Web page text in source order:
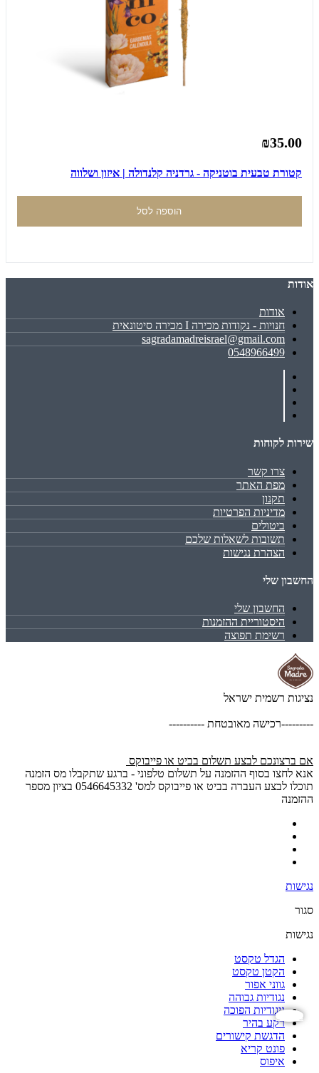
₪35.00
קטורת טבעית בוטניקה - גרדניה קלנדולה | איזון ושלווה
הוספה לסל
אודות
אודות
חנויות - נקודות מכירה I מכירה סיטונאית
sagradamadreisrael@gmail.com
0548966499
שירות לקוחות
צרו קשר
מפת האתר
תקנון
מדיניות הפרטיות
ביטולים
תשובות לשאלות שלכם
הצהרת נגישות
החשבון שלי
החשבון שלי
היסטוריית ההזמנות
רשימת תפוצה
נגישות
נציגות רשמית ישראל
---------רכישה מאובטחת ----------
אם ברצונכם לבצע תשלום בביט או פייבוקס
אנא לחצו בסוף ההזמנה על תשלום טלפוני - ברגע שתקבלו מס הזמנה
תוכלו לבצע העברה בביט או פייבוקס למס' 0546645332 בציון מספר
ההזמנה
נגישות
סגור
נגישות
הגדל טקסט
הקטן טקסט
גווני אפור
נגודיות גבוהה
ניגודיות הפוכה
רקע בהיר
הדגשת קישורים
פונט קריא
איפוס